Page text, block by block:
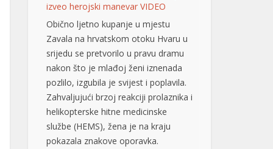
izveo herojski manevar VIDEO
Obično ljetno kupanje u mjestu
Zavala na hrvatskom otoku Hvaru u
srijedu se pretvorilo u pravu dramu
nakon što je mlađoj ženi iznenada
pozlilo, izgubila je svijest i poplavila.
Zahvaljujući brzoj reakciji prolaznika i
helikopterske hitne medicinske
službe (HEMS), žena je na kraju
pokazala znakove oporavka.